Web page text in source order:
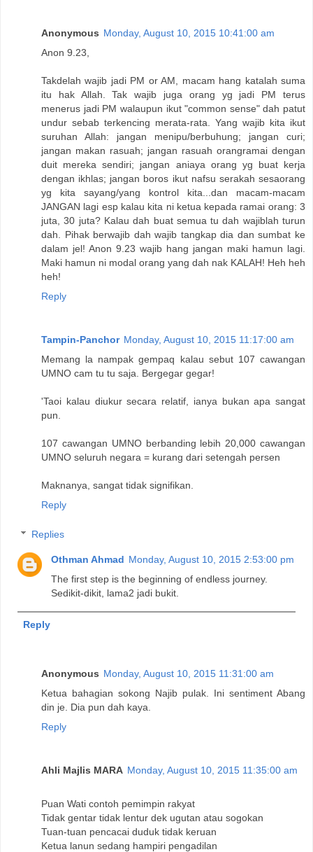
Anonymous Monday, August 10, 2015 10:41:00 am
Anon 9.23,
Takdelah wajib jadi PM or AM, macam hang katalah suma
itu hak Allah. Tak wajib juga orang yg jadi PM terus
menerus jadi PM walaupun ikut "common sense" dah patut
undur sebab terkencing merata-rata. Yang wajib kita ikut
suruhan Allah: jangan menipu/berbuhung; jangan curi;
jangan makan rasuah; jangan rasuah orangramai dengan
duit mereka sendiri; jangan aniaya orang yg buat kerja
dengan ikhlas; jangan boros ikut nafsu serakah sesaorang
yg kita sayang/yang kontrol kita...dan macam-macam
JANGAN lagi esp kalau kita ni ketua kepada ramai orang: 3
juta, 30 juta? Kalau dah buat semua tu dah wajiblah turun
dah. Pihak berwajib dah wajib tangkap dia dan sumbat ke
dalam jel! Anon 9.23 wajib hang jangan maki hamun lagi.
Maki hamun ni modal orang yang dah nak KALAH! Heh heh
heh!
Reply
Tampin-Panchor Monday, August 10, 2015 11:17:00 am
Memang la nampak gempaq kalau sebut 107 cawangan
UMNO cam tu tu saja. Bergegar gegar!
'Taoi kalau diukur secara relatif, ianya bukan apa sangat
pun.
107 cawangan UMNO berbanding lebih 20,000 cawangan
UMNO seluruh negara = kurang dari setengah persen
Maknanya, sangat tidak signifikan.
Reply
Replies
Othman Ahmad Monday, August 10, 2015 2:53:00 pm
The first step is the beginning of endless journey.
Sedikit-dikit, lama2 jadi bukit.
Reply
Anonymous Monday, August 10, 2015 11:31:00 am
Ketua bahagian sokong Najib pulak. Ini sentiment Abang
din je. Dia pun dah kaya.
Reply
Ahli Majlis MARA Monday, August 10, 2015 11:35:00 am
Puan Wati contoh pemimpin rakyat
Tidak gentar tidak lentur dek ugutan atau sogokan
Tuan-tuan pencacai duduk tidak keruan
Ketua lanun sedang hampiri pengadilan